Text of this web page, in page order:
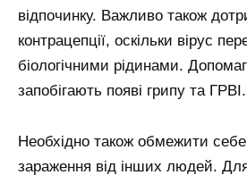
відпочинку. Важливо також
контрацепції, оскільки вірус
біологічними рідинами.
запобігають появі грипу та ГРВІ.
Необхідно також обмежити
зараження від інших людей.